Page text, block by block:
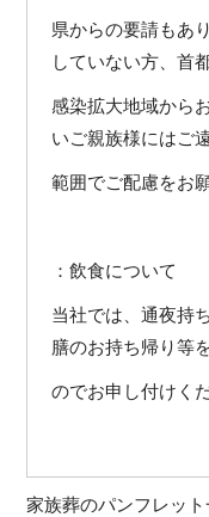
県からの要請もあ
していない方、首
感染拡大地域から
いご親族様にはご
範囲でご配慮をお
：飲食について
当社では、通夜持
膳のお持ち帰り等
のでお申し付けく
家族葬のパンフレッ